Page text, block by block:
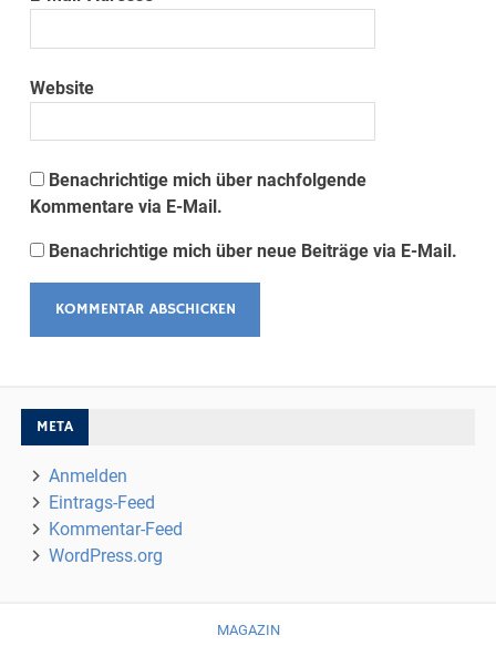
Website
Benachrichtige mich über nachfolgende
Kommentare via E-Mail.
Benachrichtige mich über neue Beiträge via E-Mail.
META
Anmelden
Eintrags-Feed
Kommentar-Feed
WordPress.org
MAGAZIN